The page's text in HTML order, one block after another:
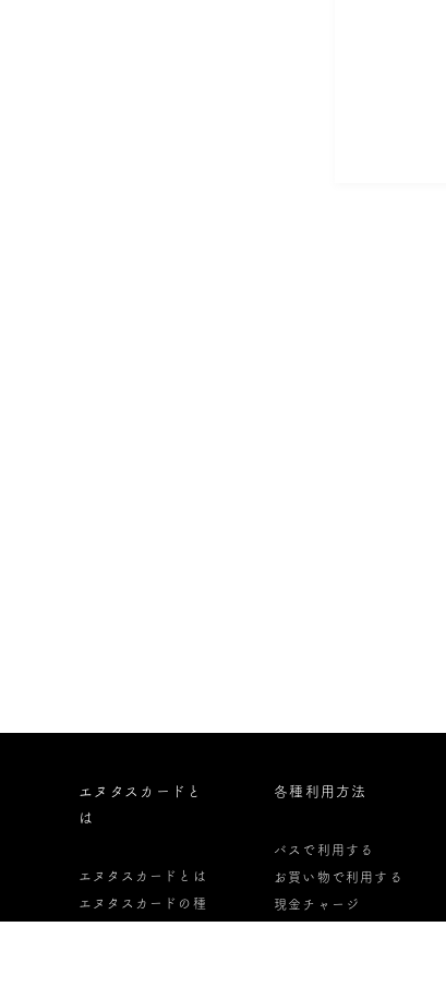
エヌタスカードと
は
エヌタスカードとは
エヌタスカードの種
各種利用方法
バスで利用する
お買い物で利用する
現金チャージ